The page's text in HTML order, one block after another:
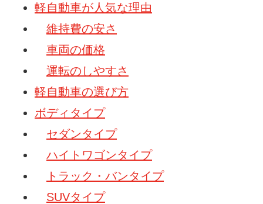
軽自動車が人気な理由
維持費の安さ
車両の価格
運転のしやすさ
軽自動車の選び方
ボディタイプ
セダンタイプ
ハイトワゴンタイプ
トラック・バンタイプ
SUVタイプ